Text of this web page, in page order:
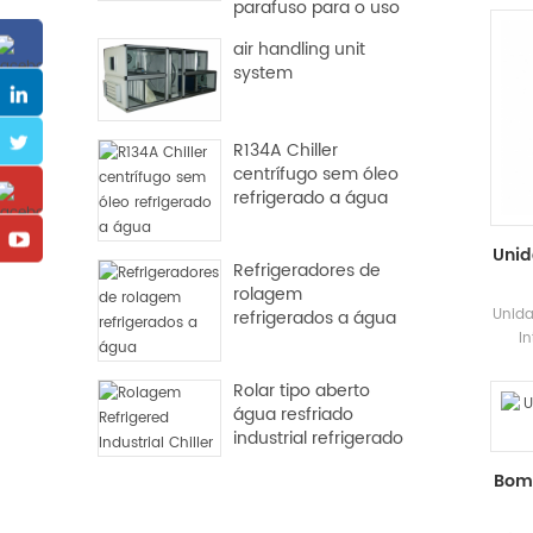
43
a
parafuso para o uso
air handling unit
system
R134A Chiller
centrífugo sem óleo
refrigerado a água
Refrigeradores de
rolagem
refrigerados a água
Rolar tipo aberto
água resfriado
industrial refrigerado